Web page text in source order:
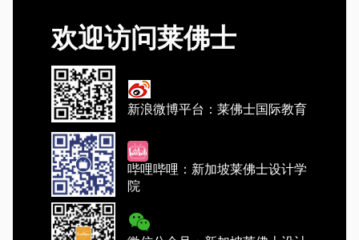
欢迎访问莱佛士
新浪微博平台：莱佛士国际教育
哔哩哔哩：新加坡莱佛士设计学
院